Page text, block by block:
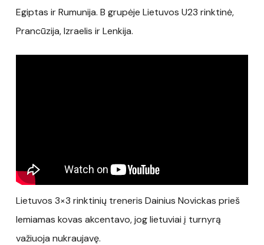
Egiptas ir Rumunija. B grupėje Lietuvos U23 rinktinė,
Prancūzija, Izraelis ir Lenkija.
Lietuvos 3×3 rinktinių treneris Dainius Novickas prieš
lemiamas kovas akcentavo, jog lietuviai į turnyrą
važiuoja nukraujavę.